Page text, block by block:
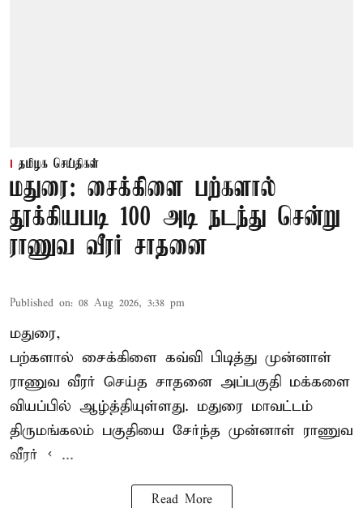
தமிழக செய்திகள்
மதுரை: சைக்கிளை பற்களால்
தூக்கியபடி 100 அடி நடந்து சென்று
ராணுவ வீரர் சாதனை
Published on: 08 Aug 2026, 3:38 pm
மதுரை,
பற்களால் சைக்கிளை கவ்வி பிடித்து முன்னாள்
ராணுவ வீரர் செய்த சாதனை அப்பகுதி மக்களை
வியப்பில் ஆழ்த்தியுள்ளது. மதுரை மாவட்டம்
திருமங்கலம் பகுதியை சேர்ந்த முன்னாள் ராணுவ
வீரர் < ...
Read More